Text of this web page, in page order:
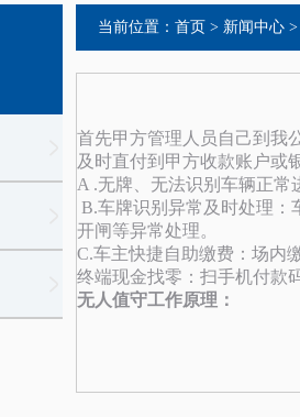
当前位置： 首页 > 新闻中心 >
首先甲方管理人员自己到我
及时直付到甲方收款账户或
A .无牌、无法识别车辆正常
B.车牌识别异常及时处理：
开闸等异常处理。
C.车主快捷自助缴费：场内
终端现金找零：扫手机付款
无人值守工作原理：